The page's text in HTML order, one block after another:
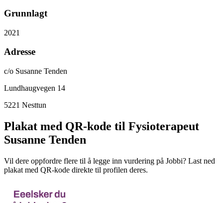
Grunnlagt
2021
Adresse
c/o Susanne Tenden
Lundhaugvegen 14
5221 Nesttun
Plakat med QR-kode til Fysioterapeut
Susanne Tenden
Vil dere oppfordre flere til å legge inn vurdering på Jobbi? Last ned
plakat med QR-kode direkte til profilen deres.